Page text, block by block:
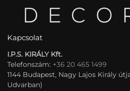
Kapcsolat
I.P.S. KIRÁLY Kft.
Telefonszám: +36 20 465 1499
1144 Budapest, Nagy Lajos Király
Udvarban)